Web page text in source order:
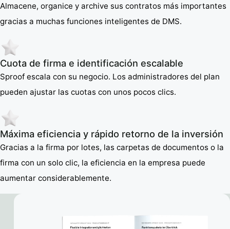
Almacene, organice y archive sus contratos más importantes
gracias a muchas funciones inteligentes de DMS.
Cuota de firma e identificación escalable
Sproof escala con su negocio. Los administradores del plan
pueden ajustar las cuotas con unos pocos clics.
Máxima eficiencia y rápido retorno de la inversión
Gracias a la firma por lotes, las carpetas de documentos o la
firma con un solo clic, la eficiencia en la empresa puede
aumentar considerablemente.